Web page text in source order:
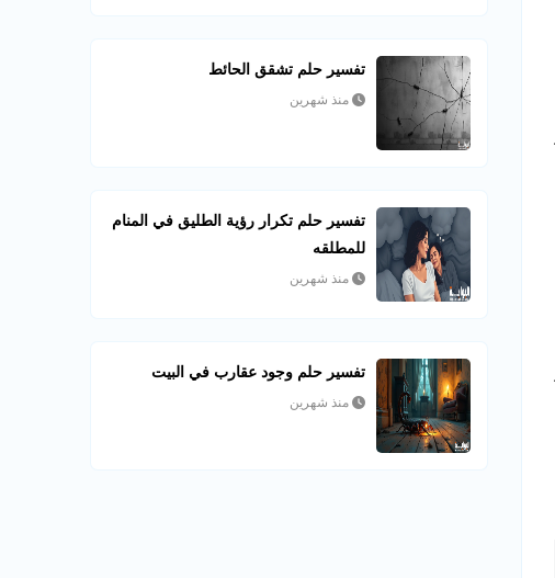
تفسير حلم تشقق الحائط
منذ شهرين
تفسير حلم تكرار رؤية الطليق في المنام
للمطلقه
منذ شهرين
تفسير حلم وجود عقارب في البيت
منذ شهرين